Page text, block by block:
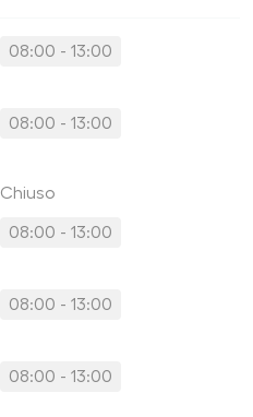
08:00 - 13:00
08:00 - 13:00
Chiuso
08:00 - 13:00
08:00 - 13:00
08:00 - 13:00